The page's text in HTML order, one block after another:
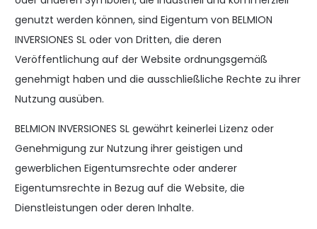
genutzt werden können, sind Eigentum von BELMION
INVERSIONES SL oder von Dritten, die deren
Veröffentlichung auf der Website ordnungsgemäß
genehmigt haben und die ausschließliche Rechte zu ihrer
Nutzung ausüben.
BELMION INVERSIONES SL gewährt keinerlei Lizenz oder
Genehmigung zur Nutzung ihrer geistigen und
gewerblichen Eigentumsrechte oder anderer
Eigentumsrechte in Bezug auf die Website, die
Dienstleistungen oder deren Inhalte.